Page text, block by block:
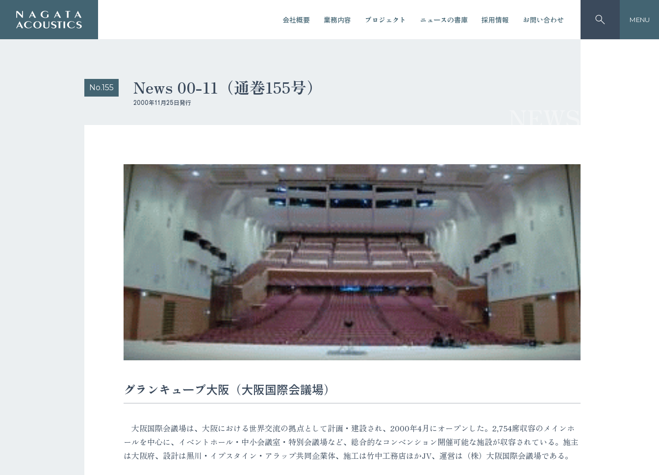
会社概要 業務内容 プロジェクト ニュースの書庫 採用情報 お問い合わせ MENU
No.155 News 00-11（通巻155号）
2000年11月25日発行
グランキューブ大阪（大阪国際会議場）
大阪国際会議場は、大阪における世界交流の拠点として計画・建設され、2000年4月にオープンした。2,754席収容のメインホ
ールを中心に、イベントホール・中小会議室・特別会議場など、総合的なコンベンション開催可能な施設が収容されている。施主
は大阪府、設計は黒川・イプスタイン・アラップ共同企業体、施工は竹中工務店ほかJV、運営は（株）大阪国際会議場である。